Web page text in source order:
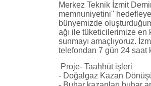
Merkez Teknik İzmit
memnuniyetini''
bünyemizde
ağı ile tüketicilerimize en
sunmayı amaçlıyoruz.
telefondan 7 gün 24 saat
Proje- Taahhüt işleri
- Doğalgaz Kazan